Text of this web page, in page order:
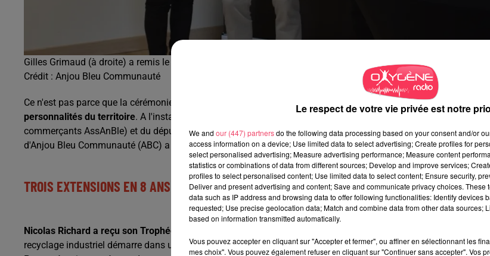
Gilles Grimaud (à droite) a remis le Trophée de l'économie 2022 à Nicolas Richard (à gauche).
Crédit : Anjou Bleu Communauté
Ce n'est pas parce que la cérémonie des voeux 2022 a été annulée que les élus locaux ont renoncé à
mettre en
personnalités du territoire. A l'instar de la maire de Segré-en-Anjou Bleu Geneviève Coquereau (l'Association de
commerçants AssAnBle) et du député de la 7e circonscription Philippe Bolo (le Rugby Club du Haut-Anjou), le
d'Anjou Bleu Communauté (ABC) a choisi son lauréat.
TROIS EXTENSIONS EN 8 ANS
Nicolas Richard a reçu son Trophée de l'économie
recyclage industriel démarre dans un bâtiment-relais de la Communauté de communes sur la zone de la Grand
Le respect de votre vie privée est notre
We and our (447) partnersdo the following data processing based on your consent and/or
access information on a device; Use limited data to select advertising; Create profiles for
select personalised advertising; Measure advertising performance; Measure content
statistics or combinations of data from different sources; Develop and improve services;
profiles to select personalised content; Use limited data to select content; Ensure security,
Deliver and present advertising and content; Save and communicate privacy choices.
data such as IP address and browsing data to offer following functionalities: Identify devices
requested; Use precise geolocation data; Match and combine data from other data sources;
based on information transmitted automatically.
Vous pouvez accepter en cliquant sur "Accepter et fermer", ou affiner en sélectionnant les
mes choix". Vous pouvez également refuser en cliquant sur "Continuer sans accepter". Vos